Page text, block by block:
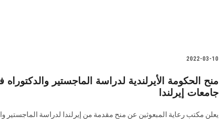
2022-03-10
منح الحكومة الأيرلندية لدراسة الماجستير
جامعات إيرلندا
يعلن مكتب رعاية المبعوثين عن منح مقدمة من إيرلندا لدراسة الماجستير